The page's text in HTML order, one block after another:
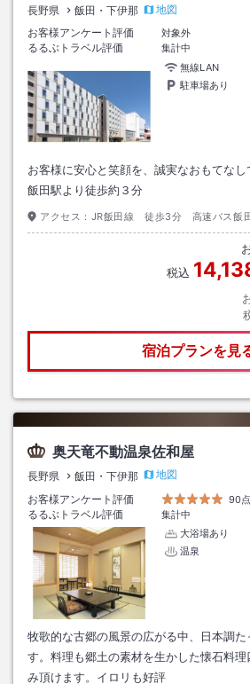
長野県 飯田・下伊那
地図
お客様アンケート評価
対象外
るるぶトラベル評価
集計中
無線LAN
駐車場あり
お客様に安心と笑顔を、誠実なおもてな
飯田駅より徒歩約３分
アクセス： JR飯田線 徒歩3分 高速バス飯
税込
宿泊プランを見
奥天竜不動温泉佐和屋
長野県 飯田・下伊那
地図
お客様アンケート評価
90点
るるぶトラベル評価
集計中
大浴場あり
温泉
牧歌的な古郷の風景の広がる中、日本調
す。料理も郷土の素材を生かした懐石料
み頂けます。イロリも好評